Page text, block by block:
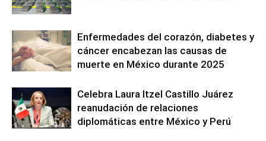
Enfermedades del corazón, diabetes y
cáncer encabezan las causas de
muerte en México durante 2025
Celebra Laura Itzel Castillo Juárez
reanudación de relaciones
diplomáticas entre México y Perú